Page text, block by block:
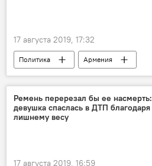
17 августа 2019, 17:32
Политика
Армения
Микаел Минасян
эксперт
Ремень перерезал бы ее насмерть:
девушка спаслась в ДТП благодаря
лишнему весу
17 августа 2019, 16:59